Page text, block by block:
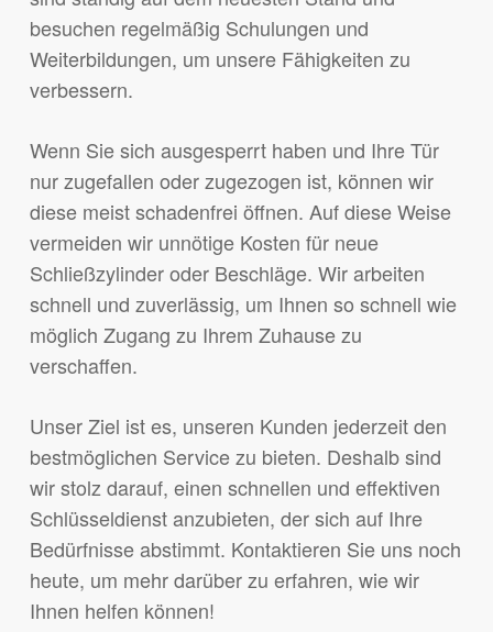
besuchen regelmäßig Schulungen und
Weiterbildungen, um unsere Fähigkeiten zu
verbessern.
Wenn Sie sich ausgesperrt haben und Ihre Tür
nur zugefallen oder zugezogen ist, können wir
diese meist schadenfrei öffnen. Auf diese Weise
vermeiden wir unnötige Kosten für neue
Schließzylinder oder Beschläge. Wir arbeiten
schnell und zuverlässig, um Ihnen so schnell wie
möglich Zugang zu Ihrem Zuhause zu
verschaffen.
Unser Ziel ist es, unseren Kunden jederzeit den
bestmöglichen Service zu bieten. Deshalb sind
wir stolz darauf, einen schnellen und effektiven
Schlüsseldienst anzubieten, der sich auf Ihre
Bedürfnisse abstimmt. Kontaktieren Sie uns noch
heute, um mehr darüber zu erfahren, wie wir
Ihnen helfen können!